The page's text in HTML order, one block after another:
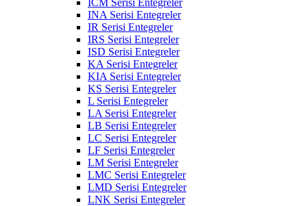
ICM Serisi Entegreler
INA Serisi Entegreler
IR Serisi Entegreler
IRS Serisi Entegreler
ISD Serisi Entegreler
KA Serisi Entegreler
KIA Serisi Entegreler
KS Serisi Entegreler
L Serisi Entegreler
LA Serisi Entegreler
LB Serisi Entegreler
LC Serisi Entegreler
LF Serisi Entegreler
LM Serisi Entegreler
LMC Serisi Entegreler
LMD Serisi Entegreler
LNK Serisi Entegreler